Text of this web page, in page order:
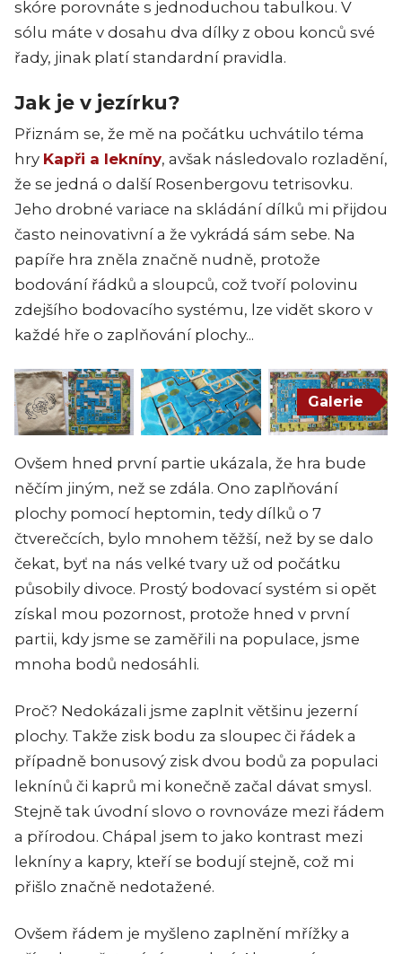
skóre porovnáte s jednoduchou tabulkou. V
sólu máte v dosahu dva dílky z obou konců své
řady, jinak platí standardní pravidla.
Jak je v jezírku?
Přiznám se, že mě na počátku uchvátilo téma
hry Kapři a lekníny, avšak následovalo rozladění,
že se jedná o další Rosenbergovu tetrisovku.
Jeho drobné variace na skládání dílků mi přijdou
často neinovativní a že vykrádá sám sebe. Na
papíře hra zněla značně nudně, protože
bodování řádků a sloupců, což tvoří polovinu
zdejšího bodovacího systému, lze vidět skoro v
každé hře o zaplňování plochy...
Galerie
Ovšem hned první partie ukázala, že hra bude
něčím jiným, než se zdála. Ono zaplňování
plochy pomocí heptomin, tedy dílků o 7
čtverečcích, bylo mnohem těžší, než by se dalo
čekat, byť na nás velké tvary už od počátku
působily divoce. Prostý bodovací systém si opět
získal mou pozornost, protože hned v první
partii, kdy jsme se zaměřili na populace, jsme
mnoha bodů nedosáhli.
Proč? Nedokázali jsme zaplnit většinu jezerní
plochy. Takže zisk bodu za sloupec či řádek a
případně bonusový zisk dvou bodů za populaci
leknínů či kaprů mi konečně začal dávat smysl.
Stejně tak úvodní slovo o rovnováze mezi řádem
a přírodou. Chápal jsem to jako kontrast mezi
lekníny a kapry, kteří se bodují stejně, což mi
přišlo značně nedotažené.
Ovšem řádem je myšleno zaplnění mřížky a